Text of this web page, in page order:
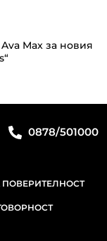
Max за новия
0878/501000